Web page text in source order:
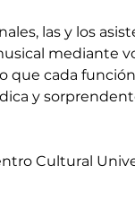
las y los
mediante
que cada
y
Cultural